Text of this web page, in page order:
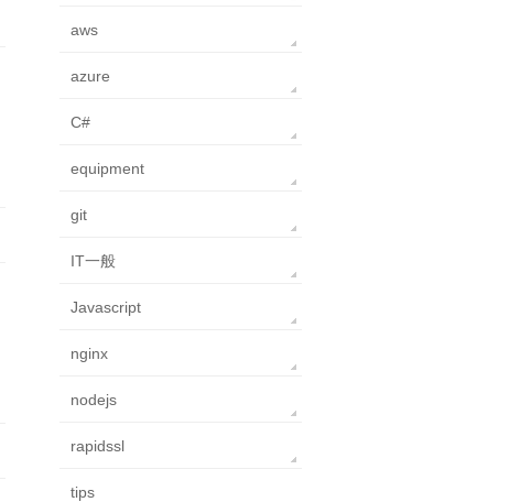
aws
azure
C#
equipment
git
IT一般
Javascript
nginx
nodejs
rapidssl
tips